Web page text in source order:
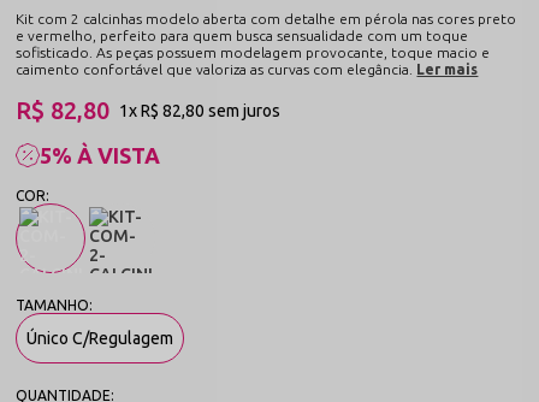
Kit com 2 calcinhas modelo aberta com detalhe em pérola nas cores preto
e vermelho, perfeito para quem busca sensualidade com um toque
sofisticado. As peças possuem modelagem provocante, toque macio e
caimento confortável que valoriza as curvas com elegância.
Ler mais
5% À VISTA
R$ 82,80 1xR$ 82,80sem juros
Único C/Regulagem